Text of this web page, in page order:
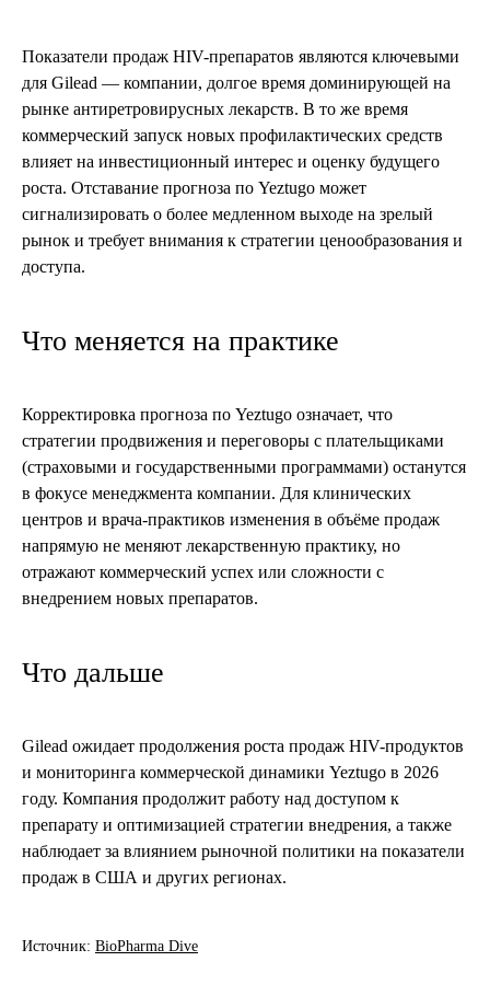
Показатели продаж HIV-препаратов являются ключевыми
для Gilead — компании, долгое время доминирующей на
рынке антиретровирусных лекарств. В то же время
коммерческий запуск новых профилактических средств
влияет на инвестиционный интерес и оценку будущего
роста. Отставание прогноза по Yeztugo может
сигнализировать о более медленном выходе на зрелый
рынок и требует внимания к стратегии ценообразования и
доступа.
Что меняется на практике
Корректировка прогноза по Yeztugo означает, что
стратегии продвижения и переговоры с плательщиками
(страховыми и государственными программами) останутся
в фокусе менеджмента компании. Для клинических
центров и врача-практиков изменения в объёме продаж
напрямую не меняют лекарственную практику, но
отражают коммерческий успех или сложности с
внедрением новых препаратов.
Что дальше
Gilead ожидает продолжения роста продаж HIV-продуктов
и мониторинга коммерческой динамики Yeztugo в 2026
году. Компания продолжит работу над доступом к
препарату и оптимизацией стратегии внедрения, а также
наблюдает за влиянием рыночной политики на показатели
продаж в США и других регионах.
Источник: BioPharma Dive